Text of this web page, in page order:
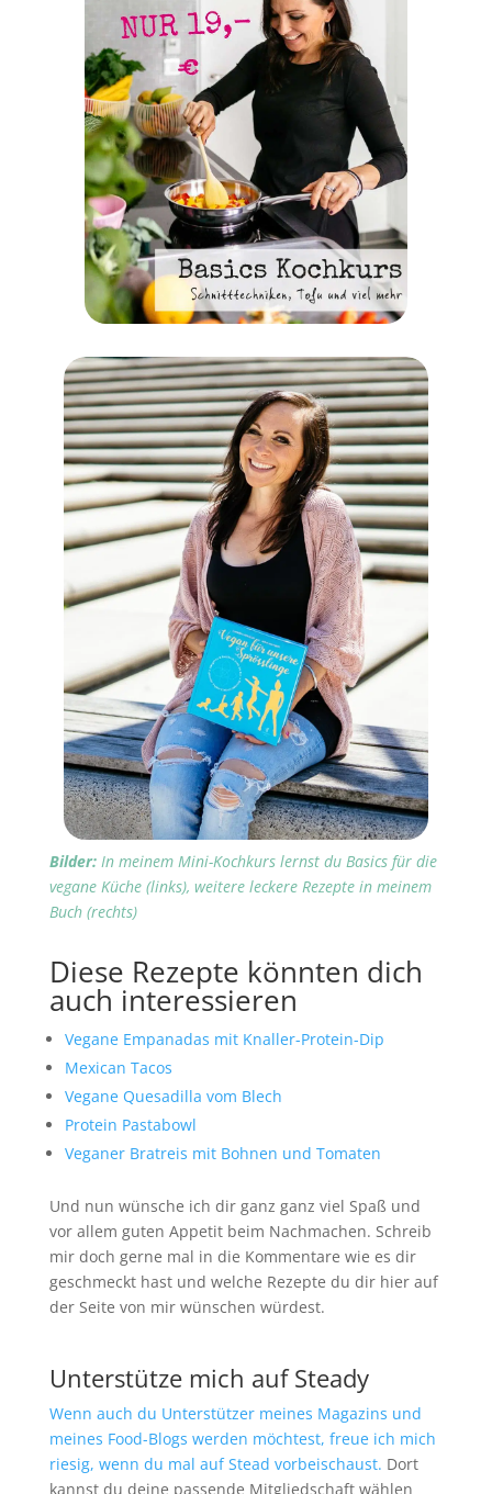
Bilder:In meinem Mini-Kochkurs lernst du Basics für die
vegane Küche (links), weitere leckere Rezepte in meinem
Buch (rechts)
Diese Rezepte könnten dich
auch interessieren
Vegane Empanadas mit Knaller-Protein-Dip
Mexican Tacos
Vegane Quesadilla vom Blech
Protein Pastabowl
Veganer Bratreis mit Bohnen und Tomaten
Und nun wünsche ich dir ganz ganz viel Spaß und
vor allem guten Appetit beim Nachmachen. Schreib
mir doch gerne mal in die Kommentare wie es dir
geschmeckt hast und welche Rezepte du dir hier auf
der Seite von mir wünschen würdest.
Unterstütze mich auf Steady
Wenn auch du Unterstützer meines Magazins und
meines Food-Blogs werden möchtest, freue ich mich
riesig, wenn du mal auf Stead vorbeischaust. Dort
kannst du deine passende Mitgliedschaft wählen